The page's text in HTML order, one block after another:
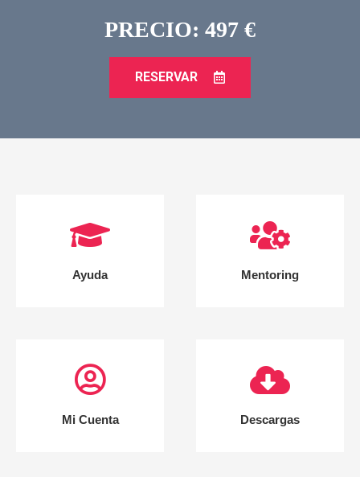
PRECIO: 497 €
RESERVAR
Ayuda Mentoring
Mi Cuenta Descargas